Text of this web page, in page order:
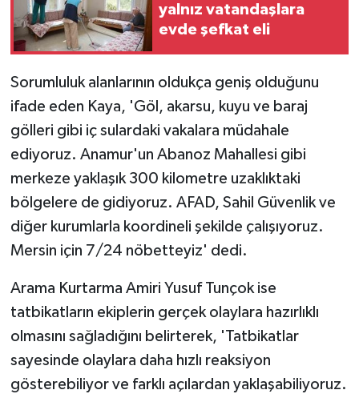
yalnız vatandaşlara
evde şefkat eli
Sorumluluk alanlarının oldukça geniş olduğunu
ifade eden Kaya, 'Göl, akarsu, kuyu ve baraj
gölleri gibi iç sulardaki vakalara müdahale
ediyoruz. Anamur'un Abanoz Mahallesi gibi
merkeze yaklaşık 300 kilometre uzaklıktaki
bölgelere de gidiyoruz. AFAD, Sahil Güvenlik ve
diğer kurumlarla koordineli şekilde çalışıyoruz.
Mersin için 7/24 nöbetteyiz' dedi.
Arama Kurtarma Amiri Yusuf Tunçok ise
tatbikatların ekiplerin gerçek olaylara hazırlıklı
olmasını sağladığını belirterek, 'Tatbikatlar
sayesinde olaylara daha hızlı reaksiyon
gösterebiliyor ve farklı açılardan yaklaşabiliyoruz.